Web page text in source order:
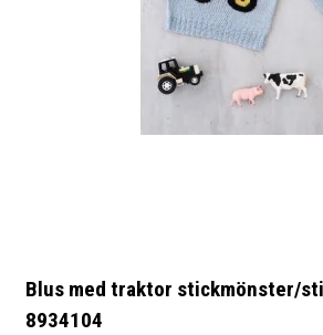
Blus med traktor stickmönster/
8934104